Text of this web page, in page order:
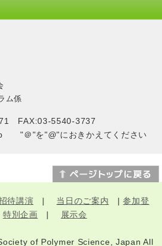
ム係
FAX:03-5540-3737
"＠"を"@"におきかえてください
待講演 | 当日のご案内 |参加登
特別企画 | 展示会
of Polymer Science, Japan All